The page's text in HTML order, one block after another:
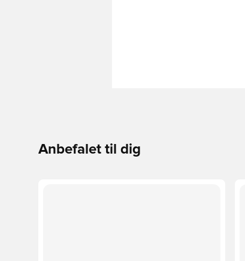
Anbefalet til dig